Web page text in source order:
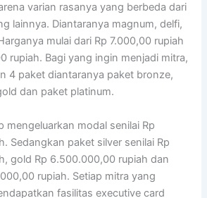
varian rasanya yang berbeda dari
lainnya. Diantaranya magnum, delfi,
mulai dari Rp 7.000,00 rupiah
rupiah. Bagi yang ingin menjadi mitra,
4 paket diantaranya paket bronze,
dan paket platinum.
mengeluarkan modal senilai Rp
Sedangkan paket silver senilai Rp
gold Rp 6.500.000,00 rupiah dan
rupiah. Setiap mitra yang
fasilitas executive card